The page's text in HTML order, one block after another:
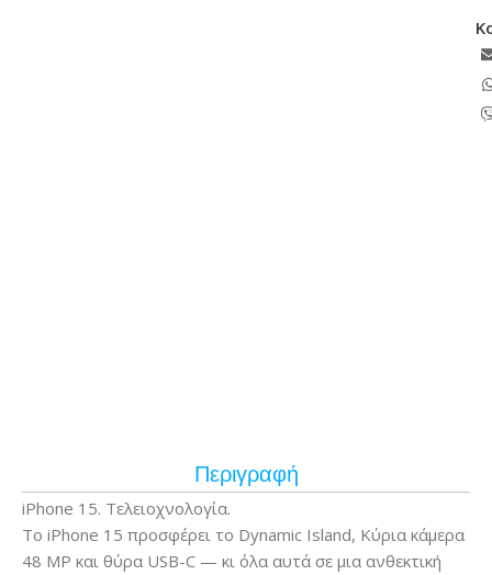
Περιγραφή
iPhone 15. Τελειοχνολογία.
Το iPhone 15 προσφέρει το Dynamic Island, Κύρια κάμερα
48 MP και θύρα USB-C — κι όλα αυτά σε μια ανθεκτική